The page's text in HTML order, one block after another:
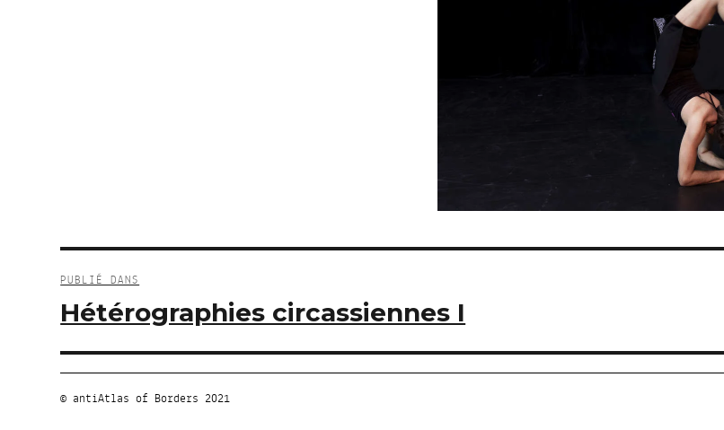
Navigation
de
l’article
PUBLIÉ DANS
Hétérographies circassiennes I
© antiAtlas of Borders 2021